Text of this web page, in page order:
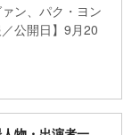
ン、パク・ヨン
公開日】9月20